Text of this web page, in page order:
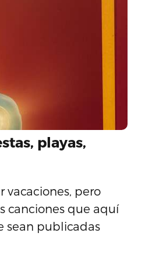
playas,
vacaciones, pero
canciones que aquí
sean publicadas